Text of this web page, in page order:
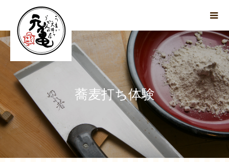
蕎麦打ち体験